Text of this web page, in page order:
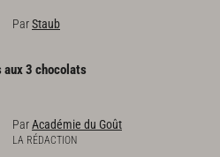
ParStaub
aux3 chocolats
ParAcadémie du Goût
LA RÉDACTION